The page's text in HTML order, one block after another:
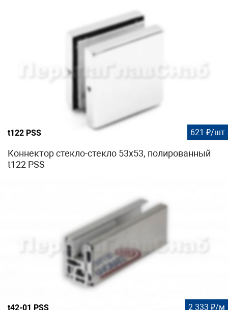
t122 PSS 621 ₽/шт
Коннектор стекло-стекло 53х53, полированный
t122 PSS
t42-01 PSS 2 333 ₽/м